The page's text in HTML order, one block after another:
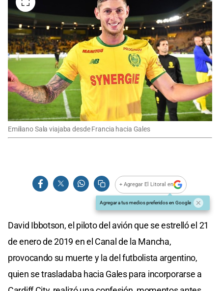
Emiliano Sala viajaba desde Francia hacia Gales
+ Agregar El Litoral en
Agregar a tus medios preferidos en Google
David Ibbotson, el piloto del avión que se estrelló el 21
de enero de 2019 en el Canal de la Mancha,
provocando su muerte y la del futbolista argentino,
quien se trasladaba hacia Gales para incorporarse a